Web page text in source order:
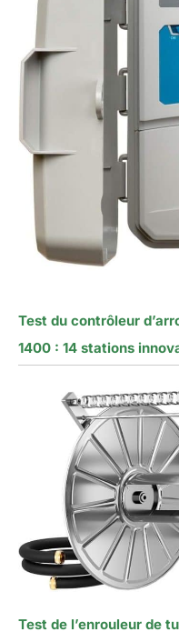
Test du contrôleur
1400 : 14 stations
Test de l’enrouleur de